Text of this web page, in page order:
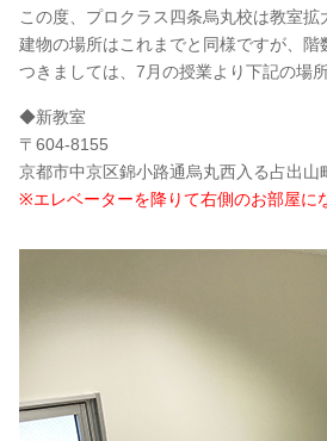
この度、プロクラス四条烏丸校は教室
建物の場所はこれまでと同様ですが、階
つきましては、7月の授業より下記の場
◆新教室
〒604-8155
京都市中京区錦小路通烏丸西入る占出
※エレベーターを降りて右側のお部屋に